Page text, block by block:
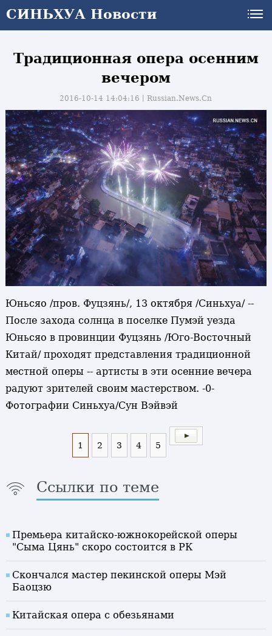
СИНЬХУА Новости
Традиционная опера осенним
вечером
2016-10-14 14:04:16丨Russian.News.Cn
Юньсяо /пров. Фуцзянь/, 13 октября /Синьхуа/ --
После захода солнца в поселке Пумэй уезда
Юньсяо в провинции Фуцзянь /Юго-Восточный
Китай/ проходят представления традиционной
местной оперы -- артисты в эти осенние вечера
радуют зрителей своим мастерством. -0-
Фотографии Синьхуа/Сун Вэйвэй
1 2 3 4 5
Ссылки по теме
Премьера китайско-южнокорейской оперы
"Сыма Цянь" скоро состоится в РК
Скончался мастер пекинской оперы Мэй
Баоцзю
Китайская опера с обезьянами